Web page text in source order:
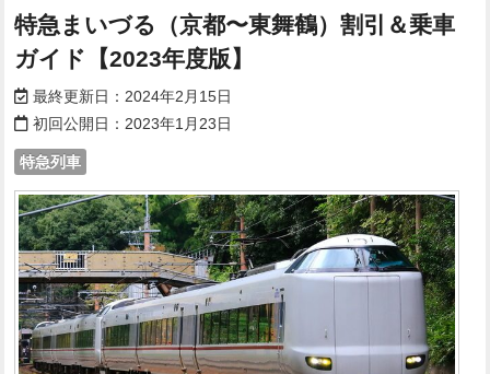
特急まいづる（京都〜東舞鶴）割引＆乗車
ガイド【2023年度版】
最終更新日： 2024年2月15日
初回公開日： 2023年1月23日
特急列車